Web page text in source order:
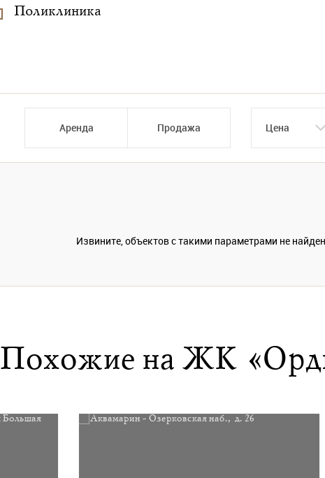
Поликлиника
Аренда Продажа Цена
Извините, объектов с такими параметрами не
Похожие на ЖК